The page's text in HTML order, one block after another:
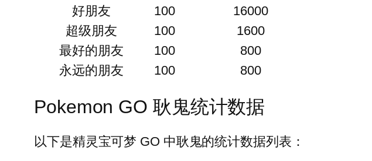
好朋友
100
16000
超级朋友
100
1600
最好的朋友
100
800
永远的朋友
100 800
Pokemon GO 耿鬼统计数据
以下是精灵宝可梦 GO 中耿鬼的统计数据列表：